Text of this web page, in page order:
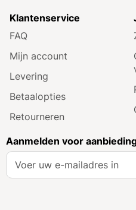
Klantenservice
FAQ
Mijn account
Levering
Betaalopties
Retourneren
Aanmelden voor
A